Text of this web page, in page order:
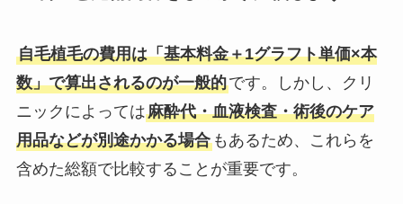
自毛植毛の費用は「基本料金＋1グラフト単価×本
数」で算出されるのが一般的です。しかし、クリ
ニックによっては麻酔代・血液検査・術後のケア
用品などが別途かかる場合もあるため、これらを
含めた総額で比較することが重要です。